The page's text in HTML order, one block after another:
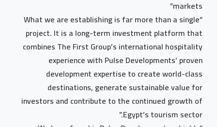
markets”
“What we are establishing is far more than a single
project. It is a long-term investment platform that
combines The First Group’s international hospitality
experience with Pulse Developments’ proven
development expertise to create world-class
destinations, generate sustainable value for
investors and contribute to the continued growth of
Egypt’s tourism sector.”